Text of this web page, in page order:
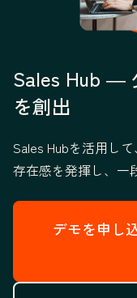
Sales Hub ―
を創出
Sales Hubを活用し
存在感を発揮し、一
デモを申し